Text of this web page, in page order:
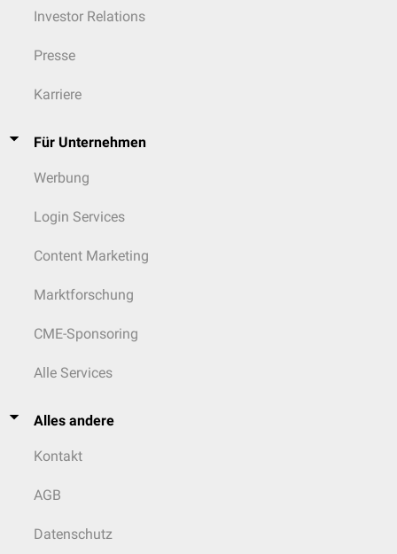
Investor Relations
Presse
Karriere
Für Unternehmen
Werbung
Login Services
Content Marketing
Marktforschung
CME-Sponsoring
Alle Services
Alles andere
Kontakt
AGB
Datenschutz